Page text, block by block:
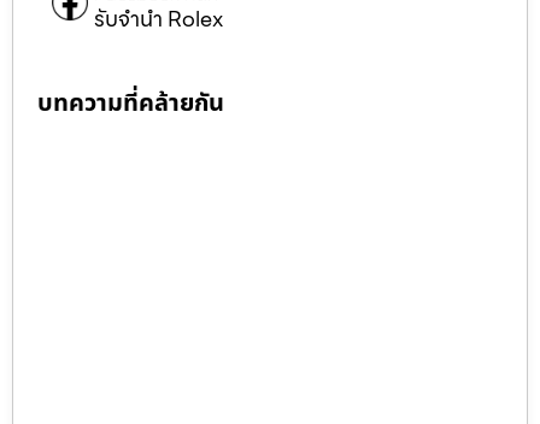
รับจำนำ Rolex
บทความที่คล้ายกัน